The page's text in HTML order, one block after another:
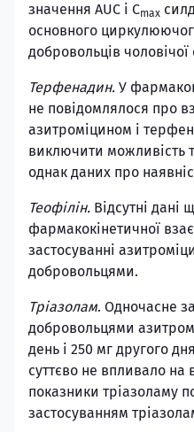
значення AUC і Cmax
основного
добровольців чоловічої
Терфенадин. У
не повідомлялося про
азитроміцином і
виключити можливість
однак даних про
Теофілін. Відсутні дані
фармакокінетичної
застосуванні
добровольцями.
Тріазолам. Одночасне
добровольцями
день і 250 мг другого
суттєво не впливало на
показники тріазоламу
застосуванням